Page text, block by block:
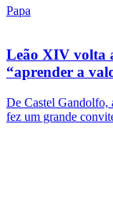
Papa
Leão XIV volta
“aprender a
De Castel Gandolfo,
fez um grande